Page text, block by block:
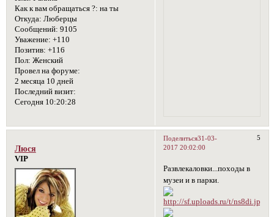
Как к вам обращаться ?: на ты
Откуда: Люберцы
Сообщений: 9105
Уважение: +110
Позитив: +116
Пол: Женский
Провел на форуме:
2 месяца 10 дней
Последний визит:
Сегодня 10:20:28
Поделиться 5
31-03-
2017 20:02:00
Люся
VIP
Развлекаловки...походы в
музеи и в парки.